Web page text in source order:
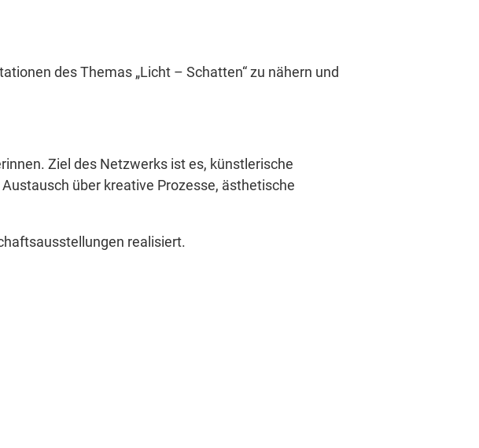
des Themas „Licht – Schatten“ zu nähern und
Ziel des Netzwerks ist es, künstlerische
über kreative Prozesse, ästhetische
realisiert.